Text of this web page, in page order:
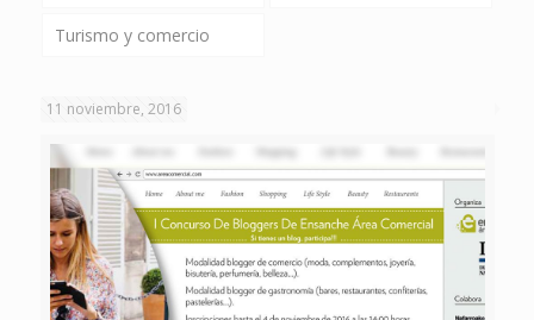
Turismo y comercio
11 noviembre, 2016